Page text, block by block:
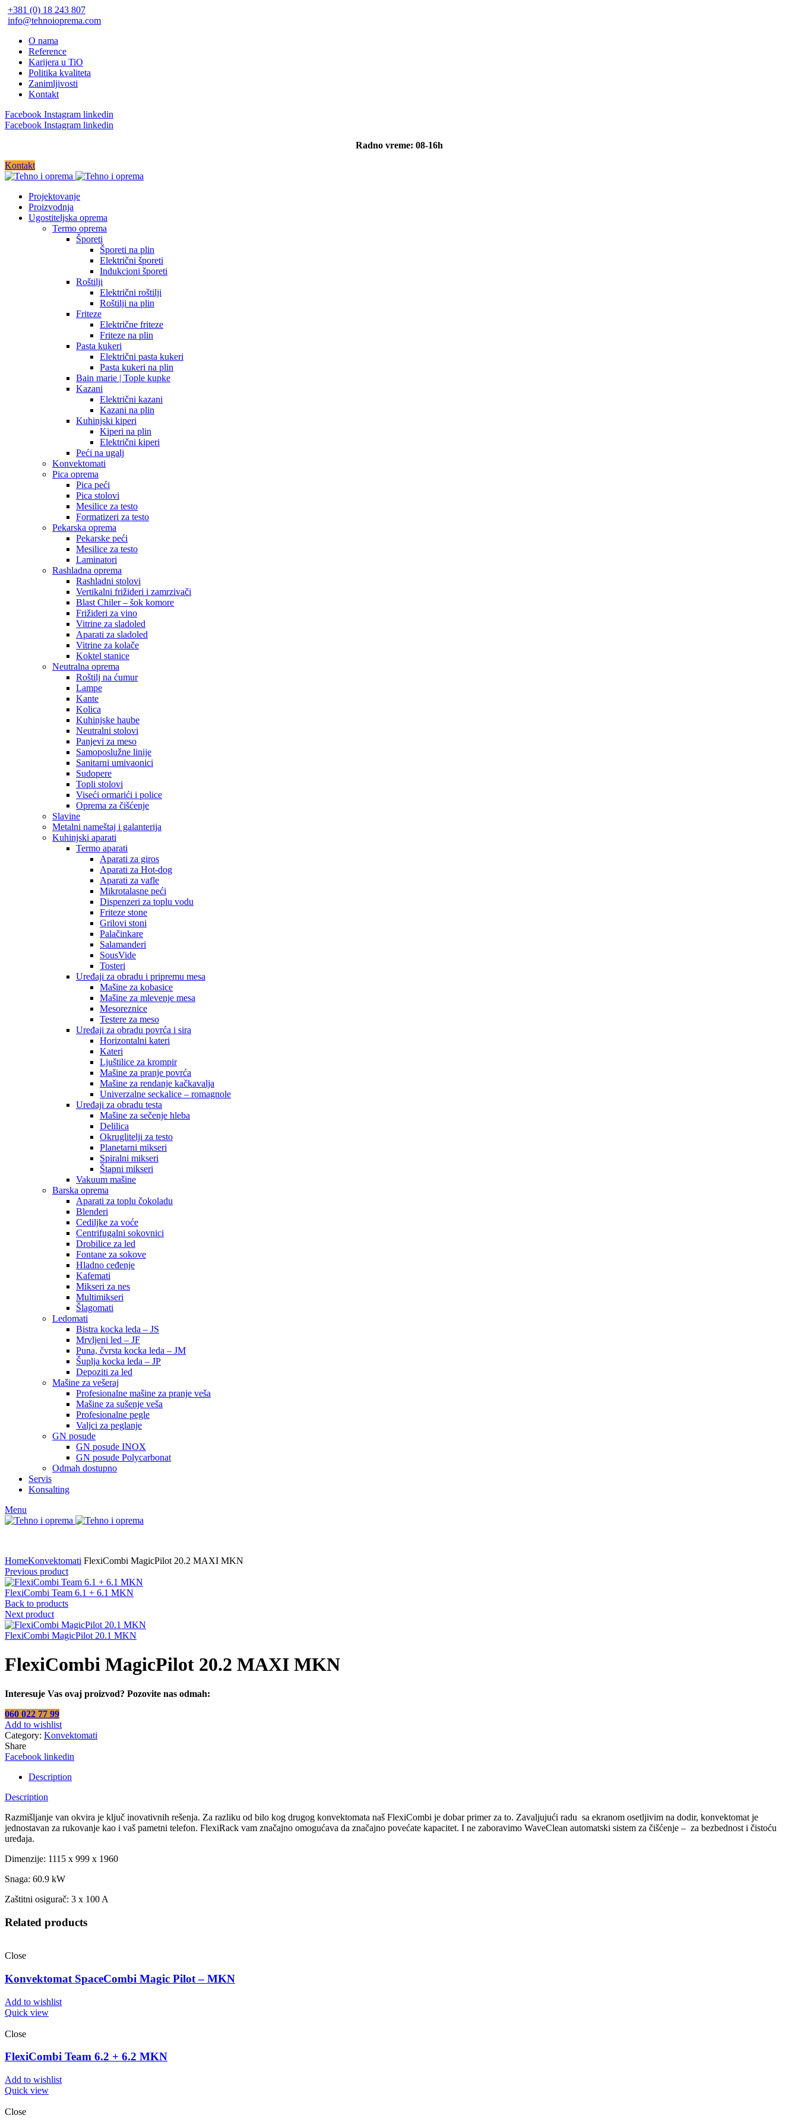
+381 (0) 18 243 807
info@tehnoioprema.com
O nama
Reference
Karijera u TiO
Politika kvaliteta
Zanimljivosti
Kontakt
Facebook Instagram linkedin
Facebook Instagram linkedin
Radno vreme: 08-16h
Kontakt
Projektovanje
Proizvodnja
Ugostiteljska oprema
Termo oprema
Šporeti
Šporeti na plin
Električni šporeti
Indukcioni šporeti
Roštilji
Električni roštilji
Roštilji na plin
Friteze
Električne friteze
Friteze na plin
Pasta kukeri
Električni pasta kukeri
Pasta kukeri na plin
Bain marie | Tople kupke
Kazani
Električni kazani
Kazani na plin
Kuhinjski kiperi
Kiperi na plin
Električni kiperi
Peći na ugalj
Konvektomati
Pica oprema
Pica peći
Pica stolovi
Mesilice za testo
Formatizeri za testo
Pekarska oprema
Pekarske peći
Mesilice za testo
Laminatori
Rashladna oprema
Rashladni stolovi
Vertikalni frižideri i zamrzivači
Blast Chiler – šok komore
Frižideri za vino
Vitrine za sladoled
Aparati za sladoled
Vitrine za kolače
Koktel stanice
Neutralna oprema
Roštilj na ćumur
Lampe
Kante
Kolica
Kuhinjske haube
Neutralni stolovi
Panjevi za meso
Samoposlužne linije
Sanitarni umivaonici
Sudopere
Topli stolovi
Viseći ormarići i police
Oprema za čišćenje
Slavine
Metalni nameštaj i galanterija
Kuhinjski aparati
Termo aparati
Aparati za giros
Aparati za Hot-dog
Aparati za vafle
Mikrotalasne peći
Dispenzeri za toplu vodu
Friteze stone
Grilovi stoni
Palačinkare
Salamanderi
SousVide
Tosteri
Uređaji za obradu i pripremu mesa
Mašine za kobasice
Mašine za mlevenje mesa
Mesoreznice
Testere za meso
Uređaji za obradu povrća i sira
Horizontalni kateri
Kateri
Ljuštilice za krompir
Mašine za pranje povrća
Mašine za rendanje kačkavalja
Univerzalne seckalice – romagnole
Uređaji za obradu testa
Mašine za sečenje hleba
Delilica
Okruglitelji za testo
Planetarni mikseri
Spiralni mikseri
Štapni mikseri
Vakuum mašine
Barska oprema
Aparati za toplu čokoladu
Blenderi
Cediljke za voće
Centrifugalni sokovnici
Drobilice za led
Fontane za sokove
Hladno ceđenje
Kafemati
Mikseri za nes
Multimikseri
Šlagomati
Ledomati
Bistra kocka leda – JS
Mrvljeni led – JF
Puna, čvrsta kocka leda – JM
Šuplja kocka leda – JP
Depoziti za led
Mašine za vešeraj
Profesionalne mašine za pranje veša
Mašine za sušenje veša
Profesionalne pegle
Valjci za peglanje
GN posude
GN posude INOX
GN posude Polycarbonat
Odmah dostupno
Servis
Konsalting
Menu
HomeKonvektomati FlexiCombi MagicPilot 20.2 MAXI MKN
Previous product
FlexiCombi Team 6.1 + 6.1 MKN
Back to products
Next product
FlexiCombi MagicPilot 20.1 MKN
FlexiCombi MagicPilot 20.2 MAXI MKN
Interesuje Vas ovaj proizvod? Pozovite nas odmah:
060 022 77 99
Add to wishlist
Category: Konvektomati
Share
Facebook linkedin
Description
Description
Razmišljanje van okvira je ključ inovativnih rešenja. Za razliku od bilo kog drugog konvektomata naš FlexiCombi je dobar primer za to. Zavaljujući radu sa ekranom osetljivim na dodir, konvektomat je
jednostavan za rukovanje kao i vaš pametni telefon. FlexiRack vam značajno omogućava da značajno povećate kapacitet. I ne zaboravimo WaveClean automatski sistem za čišćenje – za bezbednost i čistoću
uređaja.
Dimenzije: 1115 x 999 x 1960
Snaga: 60.9 kW
Zaštitni osigurač: 3 x 100 A
Related products
Close
Konvektomat SpaceCombi Magic Pilot – MKN
Add to wishlist
Quick view
Close
FlexiCombi Team 6.2 + 6.2 MKN
Add to wishlist
Quick view
Close